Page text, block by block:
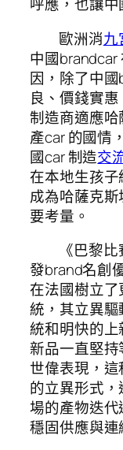
呼應，也讓
歐洲消九
中國
因，除了中
良、價錢實
制造商適應
產car 的國情
國car 制造交
在本地生孩
成為哈薩克
要考量。
《巴黎
發brand名創
在法國樹立
統，其立異
統和明快的
新品一直堅
世偉表現，
的立異形式
場的產物迭
穩固供應與連